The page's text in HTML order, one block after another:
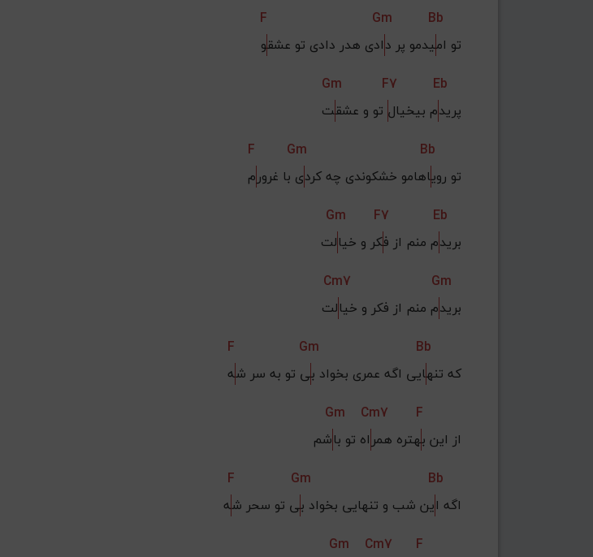
F
Gm
Bb
تو امیدمو پر دادی هدر دادی تو عشقو
Gm
F7
Eb
پریدم بیخیال تو و عشقت
F
Gm
Bb
تو رویاهامو خشکوندی چه کردی با غرورم
Gm
F7
Eb
بریدم منم از فکر و خیالت
Cm7
Gm
بریدم منم از فکر و خیالت
F
Gm
Bb
که تنهایی اگه عمری بخواد بی تو به سر شه
Gm
Cm7
F
از این بهتره همراه تو باشم
F
Gm
Bb
اگه این شب و تنهایی بخواد بی تو سحر شه
Gm
Cm7
F